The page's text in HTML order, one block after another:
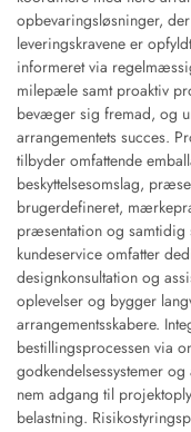
opbevaringsløsninger,
leveringskravene er
informeret via
milepæle samt proaktiv
bevæger sig fremad, og
arrangementets succes.
tilbyder omfattende
beskyttelsesomslag,
brugerdefineret,
præsentation og samtidig
kundeservice omfatter
designkonsultation og
oplevelser og bygger
arrangementsskabere.
bestillingsprocessen via
godkendelsessystemer
nem adgang til
belastning.